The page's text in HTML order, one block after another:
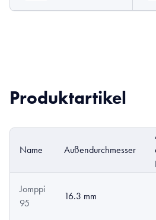
Produktartikel
Name Außendurchmesser
Jomppi
95
16.3 mm